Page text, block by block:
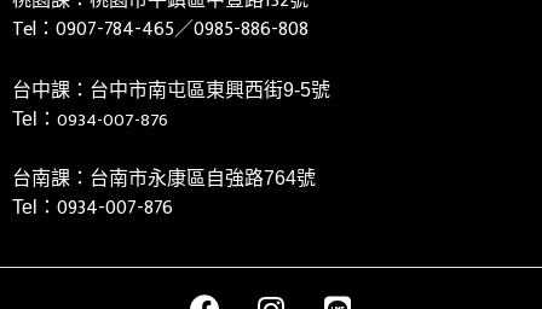
Tel： 0907-784-465／0985-886-808
台中課：台中市南屯區東興西街9-5號
Tel： 0934-007-876
台南課：台南市永康區自強路764號
Tel： 0934-007-876